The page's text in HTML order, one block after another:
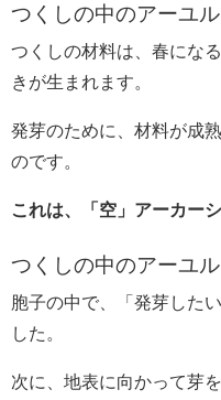
つくしの中のアーユ
つくしの材料は、春にな
きが生まれます。
発芽のために、材料が成
のです。
これは、「空」アーカー
つくしの中のアーユ
胞子の中で、「発芽した
した。
次に、地表に向かって芽